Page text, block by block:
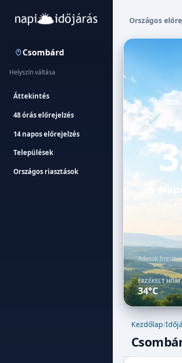
Csombárd
Helyszín váltása
Áttekintés
48 órás előrejelzés
14 napos előrejelzés
Települések
Országos riasztások
Országos
Adatok
ÉRZÉKELT HŐM.
34°C
Kezdőlap/